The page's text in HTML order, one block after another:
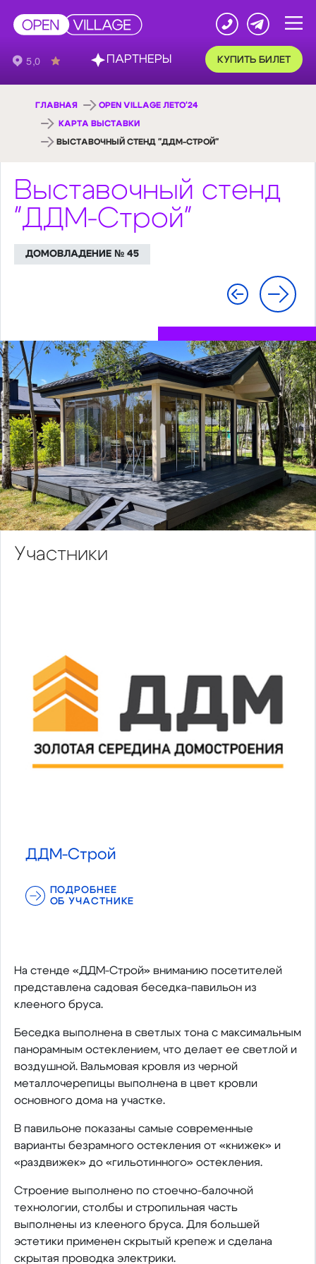
КУПИТЬ БИЛЕТ
ГЛАВНАЯ OPEN VILLAGE ЛЕТО'24
КАРТА ВЫСТАВКИ
ВЫСТАВОЧНЫЙ СТЕНД "ДДМ-СТРОЙ"
Выставочный стенд
"ДДМ-Строй"
ДОМОВЛАДЕНИЕ № 45
Участники
ДДМ-Строй
ПОДРОБНЕЕ
ОБ УЧАСТНИКЕ
На стенде «ДДМ-Строй» вниманию посетителей
представлена садовая беседка-павильон из
клееного бруса.
Беседка выполнена в светлых тона с максимальным
панорамным остеклением, что делает ее светлой и
воздушной. Вальмовая кровля из черной
металлочерепицы выполнена в цвет кровли
основного дома на участке.
В павильоне показаны самые современные
варианты безрамного остекления от «книжек» и
«раздвижек» до «гильотинного» остекления.
Строение выполнено по стоечно-балочной
технологии, столбы и стропильная часть
выполнены из клееного бруса. Для большей
эстетики применен скрытый крепеж и сделана
скрытая проводка электрики.